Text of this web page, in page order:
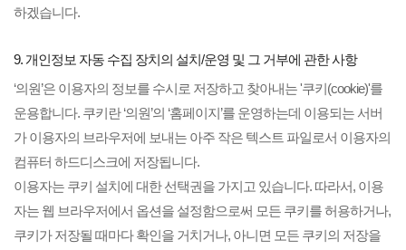
하겠습니다.
9. 개인정보 자동 수집 장치의 설치/운영 및 그 거부에 관한 사항
‘의원’은 이용자의 정보를 수시로 저장하고 찾아내는 '쿠키(cookie)'를
운용합니다. 쿠키란 ‘의원’의 ‘홈페이지’를 운영하는데 이용되는 서버
가 이용자의 브라우저에 보내는 아주 작은 텍스트 파일로서 이용자의
컴퓨터 하드디스크에 저장됩니다.
이용자는 쿠키 설치에 대한 선택권을 가지고 있습니다. 따라서, 이용
자는 웹 브라우저에서 옵션을 설정함으로써 모든 쿠키를 허용하거나,
쿠키가 저장될 때마다 확인을 거치거나, 아니면 모든 쿠키의 저장을